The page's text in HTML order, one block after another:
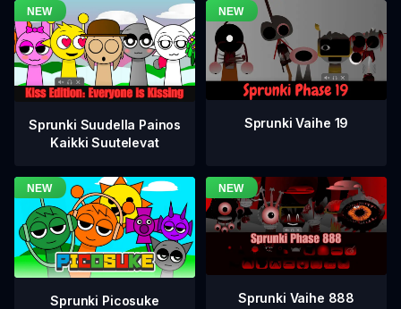
Sprunki Suudella Painos
Kaikki Suutelevat
Sprunki Vaihe 19
Sprunki Picosuke Sprunki Vaihe 888